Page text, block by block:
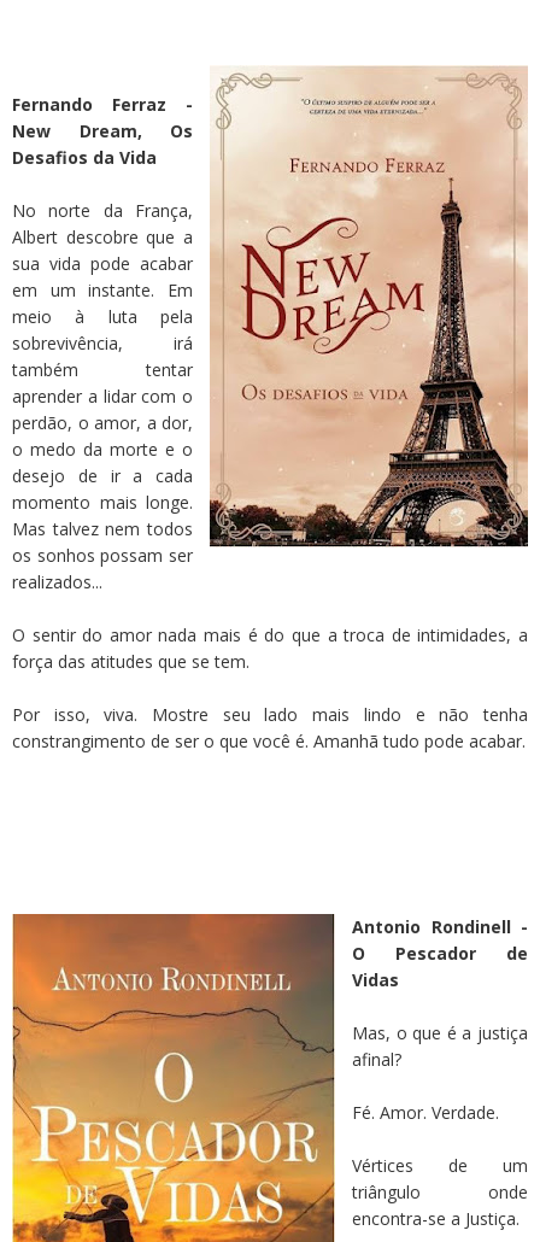
Fernando Ferraz -
New Dream, Os
Desafios da Vida
No norte da França,
Albert descobre que a
sua vida pode acabar
em um instante. Em
meio à luta pela
sobrevivência, irá
também tentar
aprender a lidar com o
perdão, o amor, a dor,
o medo da morte e o
desejo de ir a cada
momento mais longe.
Mas talvez nem todos
os sonhos possam ser
realizados...
O sentir do amor nada mais é do que a troca de intimidades, a
força das atitudes que se tem.
Por isso, viva. Mostre seu lado mais lindo e não tenha
constrangimento de ser o que você é. Amanhã tudo pode acabar.
Antonio Rondinell -
O Pescador de
Vidas
Mas, o que é a justiça
afinal?
Fé. Amor. Verdade.
Vértices de um
triângulo onde
encontra-se a Justiça.